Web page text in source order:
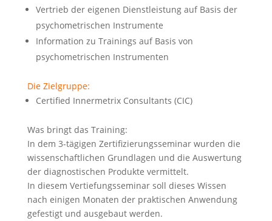
Vertrieb der eigenen Dienstleistung auf Basis der
psychometrischen Instrumente
Information zu Trainings auf Basis von
psychometrischen Instrumenten
Die Zielgruppe:
Certified Innermetrix Consultants (CIC)
Was bringt das Training:
In dem 3-tägigen Zertifizierungsseminar wurden die
wissenschaftlichen Grundlagen und die Auswertung
der diagnostischen Produkte vermittelt.
In diesem Vertiefungsseminar soll dieses Wissen
nach einigen Monaten der praktischen Anwendung
gefestigt und ausgebaut werden.